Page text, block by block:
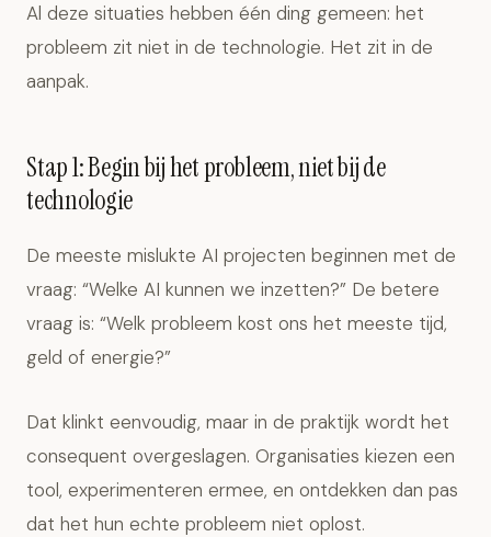
Al deze situaties hebben één ding gemeen: het
probleem zit niet in de technologie. Het zit in de
aanpak.
Stap 1: Begin bij het probleem, niet bij de
technologie
De meeste mislukte AI projecten beginnen met de
vraag: “Welke AI kunnen we inzetten?” De betere
vraag is: “Welk probleem kost ons het meeste tijd,
geld of energie?”
Dat klinkt eenvoudig, maar in de praktijk wordt het
consequent overgeslagen. Organisaties kiezen een
tool, experimenteren ermee, en ontdekken dan pas
dat het hun echte probleem niet oplost.